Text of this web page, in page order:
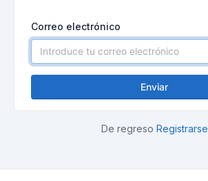
Correo electrónico
Enviar
De regreso Registrarse